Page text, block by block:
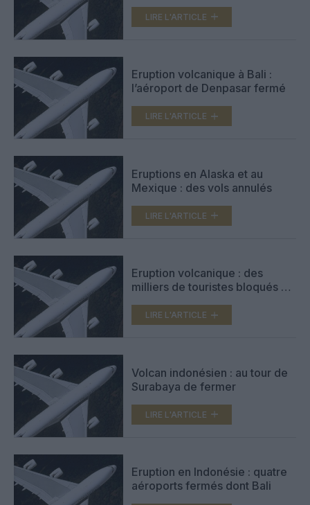
LIRE L'ARTICLE
Eruption volcanique à Bali :
l’aéroport de Denpasar fermé
LIRE L'ARTICLE
Eruptions en Alaska et au
Mexique : des vols annulés
LIRE L'ARTICLE
Eruption volcanique : des
milliers de touristes bloqués à
LIRE L'ARTICLE
Volcan indonésien : au tour de
Surabaya de fermer
LIRE L'ARTICLE
Eruption en Indonésie : quatre
aéroports fermés dont Bali